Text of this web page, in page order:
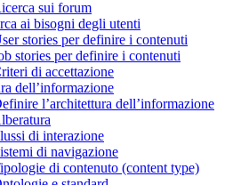
sui forum
ai bisogni degli utenti
stories per definire i contenuti
stories per definire i contenuti
di accettazione
dell’informazione
l’architettura dell’informazione
di interazione
di navigazione
di contenuto (content type)